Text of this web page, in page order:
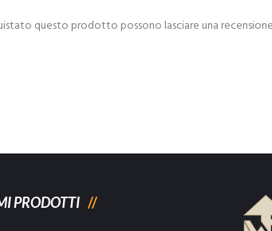
questo prodotto possono lasciare una
PRODOTTI